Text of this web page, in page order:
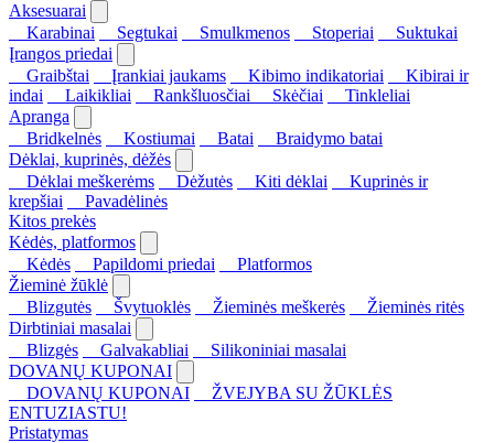
Aksesuarai
Karabinai
Segtukai Smulkmenos Stoperiai
Suktukai
Įrangos priedai
Graibštai
Įrankiai jaukams Kibimo indikatoriai
Kibirai ir
indai
Laikikliai Rankšluosčiai Skėčiai
Tinkleliai
Apranga
Bridkelnės
Kostiumai Batai
Braidymo batai
Dėklai, kuprinės, dėžės
Dėklai meškerėms
Dėžutės Kiti dėklai
Kuprinės ir
krepšiai
Pavadėlinės
Kitos prekės
Kėdės, platformos
Kėdės
Papildomi priedai
Platformos
Žieminė žūklė
Blizgutės
Švytuoklės Žieminės meškerės
Žieminės ritės
Dirbtiniai masalai
Blizgės
Galvakabliai
Silikoniniai masalai
DOVANŲ KUPONAI
DOVANŲ KUPONAI
ŽVEJYBA SU ŽŪKLĖS
ENTUZIASTU!
Pristatymas